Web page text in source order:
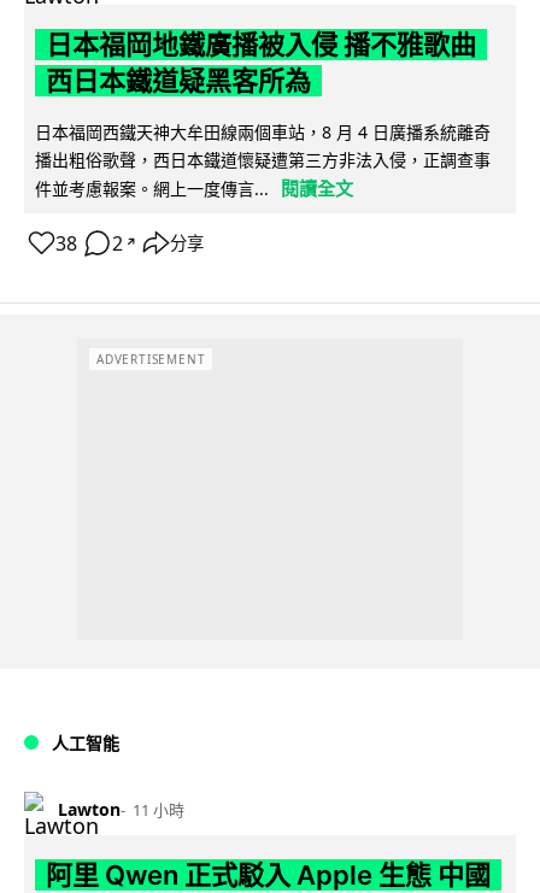
日本福岡地鐵廣播被入侵 播不雅歌曲
西日本鐵道疑黑客所為
日本福岡西鐵天神大牟田線兩個車站，8 月 4 日廣播系統離奇
播出粗俗歌聲，西日本鐵道懷疑遭第三方非法入侵，正調查事
件並考慮報案。網上一度傳言...
閱讀全文
38 2 ↗ 分享
ADVERTISEMENT
人工智能
Lawton 11 小時
阿里 Qwen 正式駁入 Apple 生態 中國